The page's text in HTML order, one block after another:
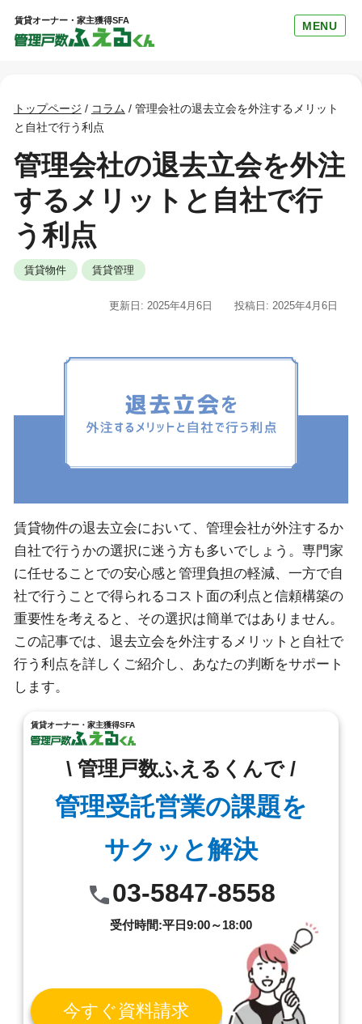
賃貸オーナー・家主獲得SFA MENU
トップページ / コラム / 管理会社の退去立会を外注するメリット
と自社で行う利点
管理会社の退去立会を外注
するメリットと自社で行
う利点
賃貸物件 賃貸管理
投稿日: 2025年4月6日
更新日: 2025年4月6日
賃貸物件の退去立会において、管理会社が外注するか
自社で行うかの選択に迷う方も多いでしょう。専門家
に任せることでの安心感と管理負担の軽減、一方で自
社で行うことで得られるコスト面の利点と信頼構築の
重要性を考えると、その選択は簡単ではありません。
この記事では、退去立会を外注するメリットと自社で
行う利点を詳しくご紹介し、あなたの判断をサポート
します。
賃貸オーナー・家主獲得SFA
\ 管理戸数ふえるくんで /
管理受託営業の課題を
サクッと解決
03-5847-8558
受付時間:平日9:00～18:00
今すぐ資料請求